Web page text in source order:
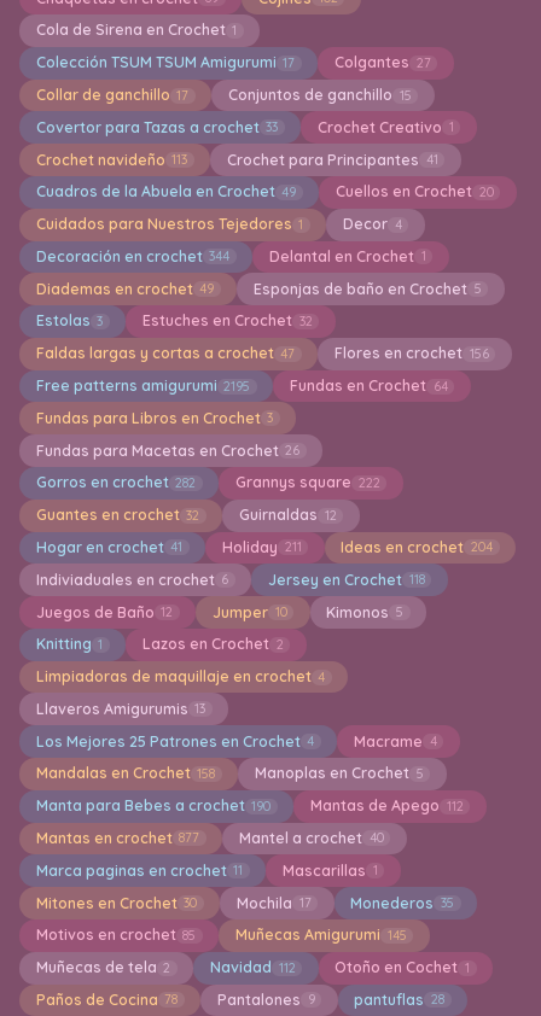
Cola de Sirena en Crochet 1
Colección TSUM TSUM Amigurumi 17 Colgantes 27
Collar de ganchillo 17 Conjuntos de ganchillo 15
Covertor para Tazas a crochet 33 Crochet Creativo 1
Crochet navideño 113 Crochet para Principantes 41
Cuadros de la Abuela en Crochet 49 Cuellos en Crochet 20
Cuidados para Nuestros Tejedores 1 Decor 4
Decoración en crochet 344 Delantal en Crochet 1
Diademas en crochet 49 Esponjas de baño en Crochet 5
Estolas 3 Estuches en Crochet 32
Faldas largas y cortas a crochet 47 Flores en crochet 156
Free patterns amigurumi 2195 Fundas en Crochet 64
Fundas para Libros en Crochet 3
Fundas para Macetas en Crochet 26
Gorros en crochet 282 Grannys square 222
Guantes en crochet 32 Guirnaldas 12
Hogar en crochet 41 Holiday 211 Ideas en crochet 204
Indiviaduales en crochet 6 Jersey en Crochet 118
Juegos de Baño 12 Jumper 10 Kimonos 5
Knitting 1 Lazos en Crochet 2
Limpiadoras de maquillaje en crochet 4
Llaveros Amigurumis 13
Los Mejores 25 Patrones en Crochet 4 Macrame 4
Mandalas en Crochet 158 Manoplas en Crochet 5
Manta para Bebes a crochet 190 Mantas de Apego 112
Mantas en crochet 877 Mantel a crochet 40
Marca paginas en crochet 11 Mascarillas 1
Mitones en Crochet 30 Mochila 17 Monederos 35
Motivos en crochet 85 Muñecas Amigurumi 145
Muñecas de tela 2 Navidad 112 Otoño en Cochet 1
Paños de Cocina 78 Pantalones 9 pantuflas 28